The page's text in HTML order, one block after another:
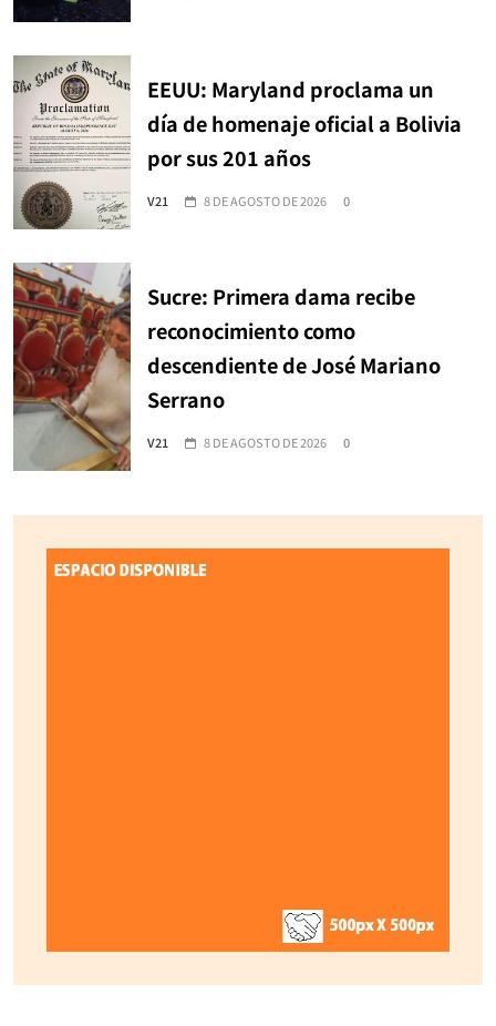
EEUU: Maryland proclama un
día de homenaje oficial a Bolivia
por sus 201 años
V21 8 DE AGOSTO DE 2026 0
Sucre: Primera dama recibe
reconocimiento como
descendiente de José Mariano
Serrano
V21 8 DE AGOSTO DE 2026 0